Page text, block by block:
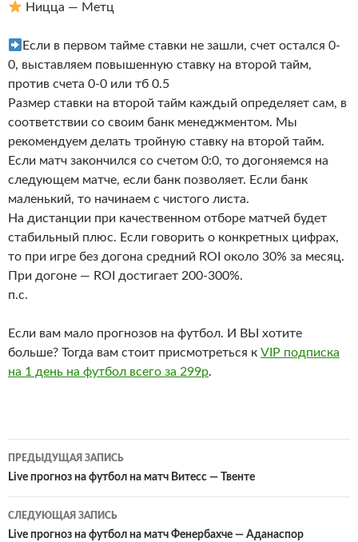
Ницца — Метц
Если в первом тайме ставки не зашли, счет остался 0-
0, выставляем повышенную ставку на второй тайм,
против счета 0-0 или тб 0.5
Размер ставки на второй тайм каждый определяет сам, в
соответствии со своим банк менеджментом. Мы
рекомендуем делать тройную ставку на второй тайм.
Если матч закончился со счетом 0:0, то догоняемся на
следующем матче, если банк позволяет. Если банк
маленький, то начинаем с чистого листа.
На дистанции при качественном отборе матчей будет
стабильный плюс. Если говорить о конкретных цифрах,
то при игре без догона средний ROI около 30% за месяц.
При догоне — ROI достигает 200-300%.
п.с.
Если вам мало прогнозов на футбол. И ВЫ хотите
больше? Тогда вам стоит присмотреться к VIP подписка
на 1 день на футбол всего за 299р.
Навигация
по
записям
ПРЕДЫДУЩАЯ ЗАПИСЬ
Live прогноз на футбол на матч Витесс — Твенте
СЛЕДУЮЩАЯ ЗАПИСЬ
Live прогноз на футбол на матч Фенербахче — Аданаспор